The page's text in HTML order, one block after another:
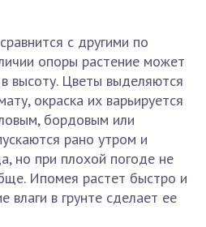
с другими по
опоры растение может
высоту. Цветы выделяются
окраска их варьируется
бордовым или
рано утром и
но при плохой погоде не
Ипомея растет быстро и
влаги в грунте сделает ее